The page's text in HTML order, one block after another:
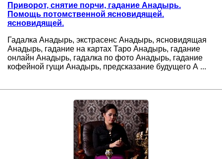
Приворот, снятие порчи, гадание Анадырь.
Помощь потомственной ясновидящей.
ясновидящей.
Гадалка Анадырь, экстрасенс Анадырь, ясновидящая
Анадырь, гадание на картах Таро Анадырь, гадание
онлайн Анадырь, гадалка по фото Анадырь, гадание
кофейной гущи Анадырь, предсказание будущего А ...